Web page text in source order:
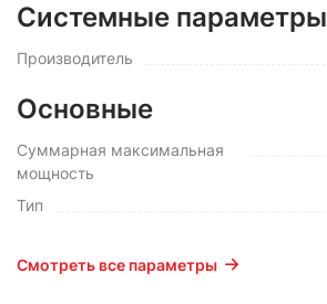
Системные параметры
Производитель
Основные
Суммарная максимальная
мощность
Тип
Смотреть все параметры